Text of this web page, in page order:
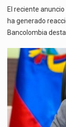
El reciente
ha generado
Bancolombia